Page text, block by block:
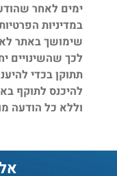
ימים לאחר
במדיניות
שימושך באתר
לכך שהשינויים
תתוקן בכדי
להיכנס לתוקף
וללא כל הודעה